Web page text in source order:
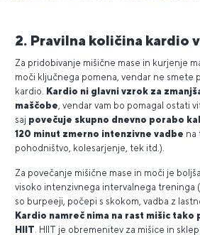
2. Pravilna količina kardio
Za pridobivanje mišične mase in kurjenje
moči ključnega pomena, vendar ne smete
kardio. Kardio ni glavni vzrok za
maščobe, vendar vam bo pomagal ostati
saj povečuje skupno dnevno porabo
120 minut zmerno intenzivne vadbe na
pohodništvo, kolesarjenje, tek itd.).
Za povečanje mišične mase in moči je
visoko intenzivnega intervalnega treninga
so burpeeji, počepi s skokom, vadba z
Kardio namreč nima na rast mišic
HIIT. HIIT je obremenitev za mišice in